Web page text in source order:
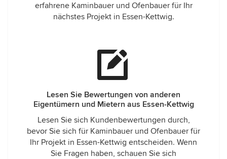
erfahrene Kaminbauer und Ofenbauer für Ihr
nächstes Projekt in Essen-Kettwig.
Lesen Sie Bewertungen von anderen
Eigentümern und Mietern aus Essen-Kettwig
Lesen Sie sich Kundenbewertungen durch,
bevor Sie sich für Kaminbauer und Ofenbauer für
Ihr Projekt in Essen-Kettwig entscheiden. Wenn
Sie Fragen haben, schauen Sie sich